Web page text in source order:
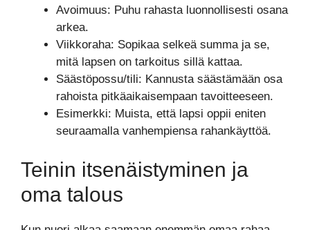
Avoimuus: Puhu rahasta luonnollisesti osana
arkea.
Viikkoraha: Sopikaa selkeä summa ja se,
mitä lapsen on tarkoitus sillä kattaa.
Säästöpossu/tili: Kannusta säästämään osa
rahoista pitkäaikaisempaan tavoitteeseen.
Esimerkki: Muista, että lapsi oppii eniten
seuraamalla vanhempiensa rahankäyttöä.
Teinin itsenäistyminen ja
oma talous